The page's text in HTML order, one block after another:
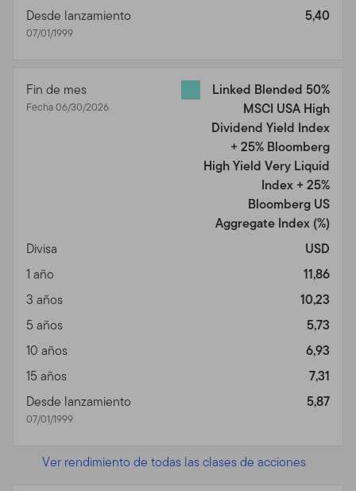
Desde lanzamiento
07/01/1999
5,40
Fin de mes
Fecha 06/30/2026
Linked Blended 50%
MSCI USA High
Dividend Yield Index
+ 25% Bloomberg
High Yield Very Liquid
Index + 25%
Bloomberg US
Aggregate Index (%)
Divisa
USD
1 año
11,86
3 años
10,23
5 años
5,73
10 años
6,93
15 años
7,31
Desde lanzamiento
07/01/1999
5,87
Ver rendimiento de todas las clases de acciones